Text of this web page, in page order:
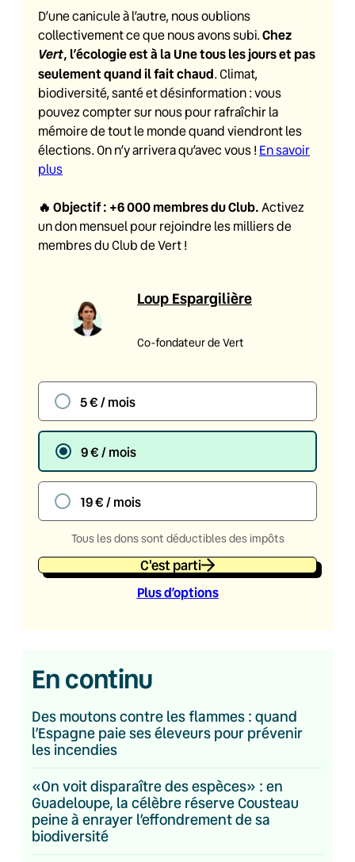
D’une canicule à l’autre, nous oublions
collectivement ce que nous avons subi.Chez
Vert, l’écologie est à la Une tous les jours et pas
seulement quand il fait chaud. Climat,
biodiversité, santé et désinformation : vous
pouvez compter sur nous pour rafraîchir la
mémoire de tout le monde quand viendront les
élections. On n’y arrivera qu’avec vous ! En savoir
plus
🔥 Objectif : +6 000 membres du Club. Activez
un don mensuel pour rejoindre les milliers de
membres du Club de Vert !
Loup Espargilière
Co-fondateur de Vert
5 € / mois
9 € / mois
19 € / mois
Tous les dons sont déductibles des impôts
C'est parti
Plus d’options
En continu
Des moutons contre les flammes : quand
l’Espagne paie ses éleveurs pour prévenir
les incendies
«On voit disparaître des espèces» : en
Guadeloupe, la célèbre réserve Cousteau
peine à enrayer l’effondrement de sa
biodiversité